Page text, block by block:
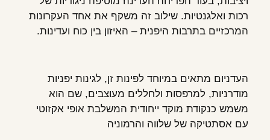
רכות ואלגנטיות. שילוב זה משקף את אחד העקרונות
המרכזיים בתרבות היפנית – האיזון בין כוח ועדינות.
העדניום מתאים במיוחד לפינות זן, לגינות יפניות
מודרניות, למרפסות ולחללים מעוצבים, שם הוא
משמש כנקודת מוקד ייחודית המשלבת אופי אקזוטי
עם אסתטיקה של שלווה והרמוניה